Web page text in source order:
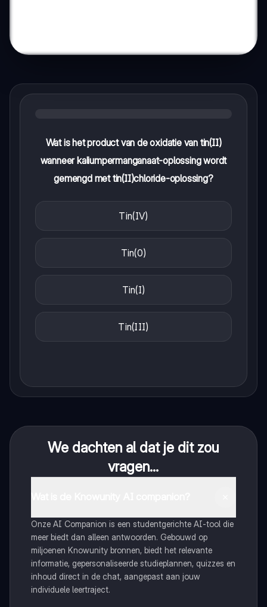
Wat is het product van de oxidatie van tin(II)
wanneer kaliumpermanganaat-oplossing wordt
gemengd met tin(II)chloride-oplossing?
Tin(IV)
Tin(0)
Tin(I)
Tin(III)
We dachten al dat je dit zou
vragen...
Onze AI Companion is een studentgerichte AI-tool die
meer biedt dan alleen antwoorden. Gebouwd op
miljoenen Knowunity bronnen, biedt het relevante
informatie, gepersonaliseerde studieplannen, quizzes en
inhoud direct in de chat, aangepast aan jouw
individuele leertraject.